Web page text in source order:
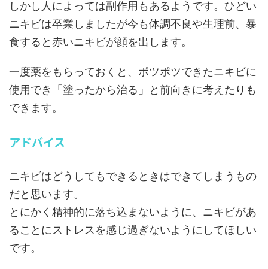
しかし人によっては副作用もあるようです。ひどい
ニキビは卒業しましたが今も体調不良や生理前、暴
食すると赤いニキビが顔を出します。
一度薬をもらっておくと、ポツポツできたニキビに
使用でき「塗ったから治る」と前向きに考えたりも
できます。
アドバイス
ニキビはどうしてもできるときはできてしまうもの
だと思います。
とにかく精神的に落ち込まないように、ニキビがあ
ることにストレスを感じ過ぎないようにしてほしい
です。